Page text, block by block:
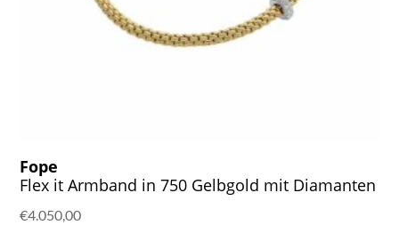
Fope
Flex it Armband in 750 Gelbgold mit Diamanten
€4.050,00